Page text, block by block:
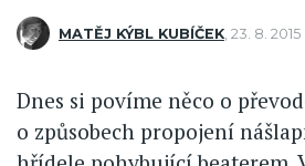
MATĚJ KÝBL KUBÍČEK 23. 8. 2015
Dnes si povíme něco o
o způsobech propojení